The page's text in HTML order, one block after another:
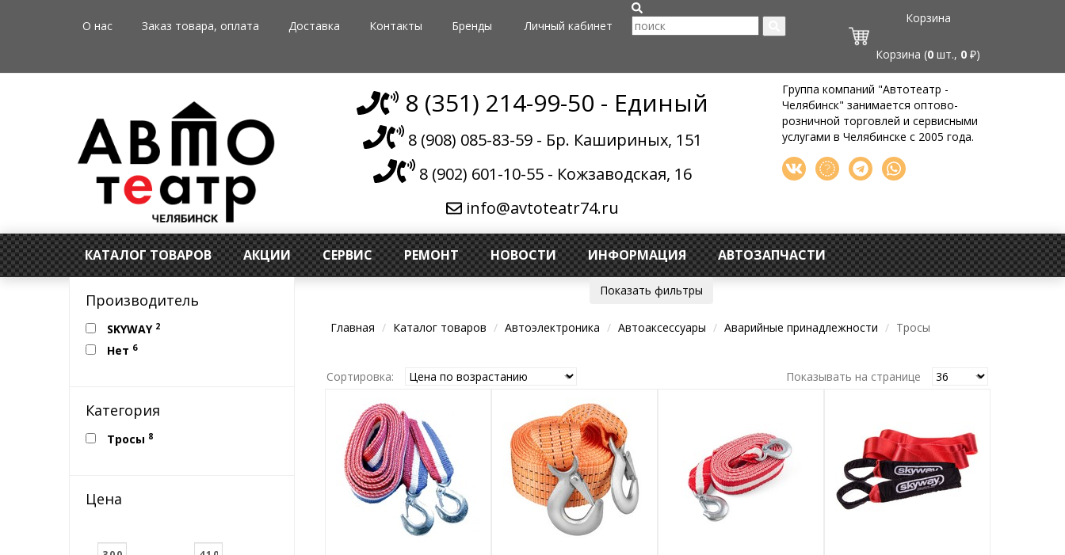
О нас Заказ товара, оплата Доставка Контакты Бренды Личный кабинет
Корзина
Корзина (0 шт., 0 ₽)
8 (351) 214-99-50 - Единый
8 (908) 085-83-59 - Бр. Кашириных, 151
8 (902) 601-10-55 - Кожзаводская, 16
info@avtoteatr74.ru
Группа компаний "Автотеатр -
Челябинск" занимается оптово-
розничной торговлей и сервисными
услугами в Челябинске с 2005 года.
КАТАЛОГ ТОВАРОВ АКЦИИ СЕРВИС РЕМОНТ НОВОСТИ ИНФОРМАЦИЯ АВТОЗАПЧАСТИ
Производитель
SKYWAY 2
Нет 6
Категория
Тросы 8
Цена
Показать фильтры
Главная Каталог товаров Автоэлектроника Автоаксессуары Аварийные принадлежности Тросы
Сортировка: Показывать на странице